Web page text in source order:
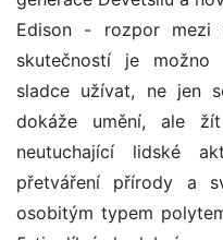
Edison - rozpor mezi
skutečností je
sladce užívat, ne jen
dokáže umění, ale
neutuchající lidské
přetváření přírody a
osobitým typem